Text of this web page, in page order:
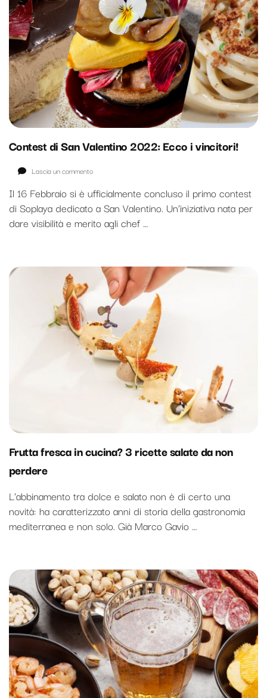
Contest di San Valentino 2022: Ecco i vincitori!
Lascia un commentosu
di
San
Valentino
vincitori!
Il 16 Febbraio si è ufficialmente concluso il primo contest
di Soplaya dedicato a San Valentino. Un’iniziativa nata per
dare visibilità e merito agli chef …
Frutta fresca in cucina? 3 ricette salate da non
perdere
L’abbinamento tra dolce e salato non è di certo una
novità: ha caratterizzato anni di storia della gastronomia
mediterranea e non solo. Già Marco Gavio …